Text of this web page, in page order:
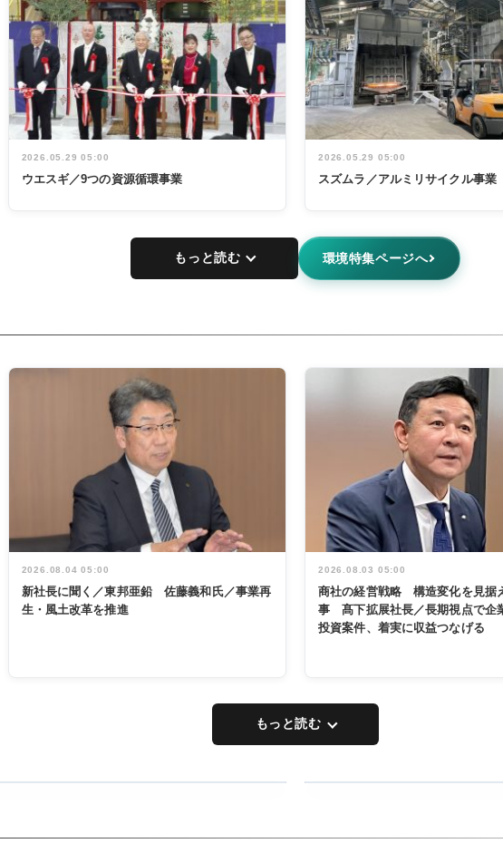
2026.05.29 05:00
ウエスギ／9つの資源循環事業
2026.05.29 05:00
スズムラ／アルミリサイクル事業
もっと読む 環境特集ページへ
2026.08.04 05:00
新社長に聞く／東邦亜鉛 佐藤義和氏／事業再
生・風土改革を推進
2026.08.03 05:00
商社の経営戦略 構造変化を見据
事 髙下拡展社長／長期視点で企
投資案件、着実に収益つなげる
もっと読む